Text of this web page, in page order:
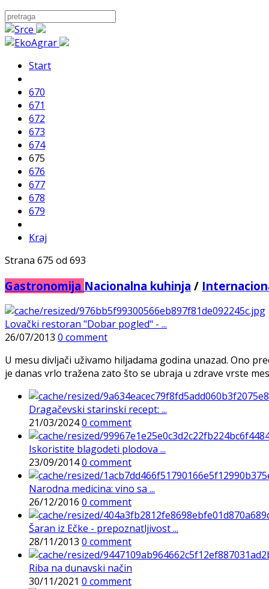
Start
670
671
672
673
674
675
676
677
678
679
Kraj
Strana 675 od 693
Gastronomija Nacionalna kuhinja /
Lovački restoran "Dobar pogled" - ...
26/07/2013 0 comment
U mesu divljači uživamo hiljadama godina unazad. Ono
je danas vrlo tražena zato što se ubraja u zdrave vrste
Dragačevski starinski recept: ...
21/03/20240 comment
Iskoristite blagodeti plodova ...
23/09/20140 comment
Narodna medicina: vino sa ...
26/12/2016 0 comment
Šaran iz Ečke - prepoznatljivost ...
28/11/2013 0 comment
Riba na dunavski način
30/11/2021 0 comment